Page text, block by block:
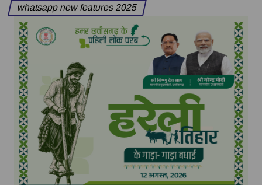
whatsapp new features 2025